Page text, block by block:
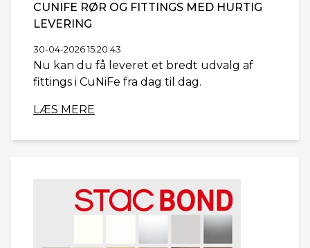
CUNIFE RØR OG FITTINGS MED HURTIG
LEVERING
30-04-2026 15:20:43
Nu kan du få leveret et bredt udvalg af
fittings i CuNiFe fra dag til dag.
LÆS MERE